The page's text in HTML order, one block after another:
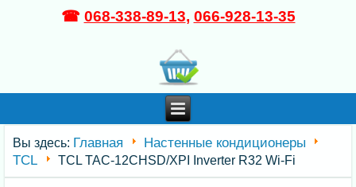
☎ 068-338-89-13, 066-928-13-35
Вы здесь: Главная
Настенные кондиционеры
TCL
TCL TAC-12CHSD/XPI Inverter R32 Wi-Fi